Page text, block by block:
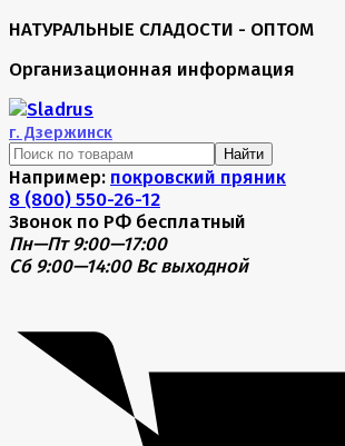
НАТУРАЛЬНЫЕ СЛАДОСТИ - ОПТОМ
Организационная информация
г. Дзержинск
Найти
Например: покровский пряник
8 (800) 550-26-12
Звонок по РФ бесплатный
Пн—Пт 9:00—17:00
Сб 9:00—14:00 Вс выходной